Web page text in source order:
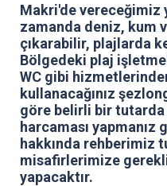
Makri'de vereceğimiz
zamanda deniz, kum
çıkarabilir, plajlarda
Bölgedeki plaj
WC gibi
kullanacağınız
göre belirli bir
harcaması
hakkında rehberimiz
misafirlerimize
yapacaktır.